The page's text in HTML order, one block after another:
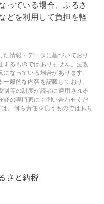
っている場合、ふるさ
どを利用して負担を軽
情報・データに基づいており
するものではありません。法改
なっている場合があります。
般的な内容を記載しており、
制等の制度が読者に適用される
野の専門家にお問い合わせくだ
、何ら責任を負うものではあり
さと納税